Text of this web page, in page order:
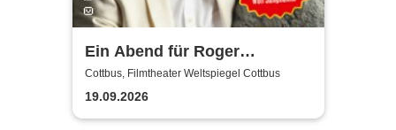
Ein Abend für Roger
Whittaker - Die Bühnenshow
mit allen seinen großen Hits
Cottbus, Filmtheater Weltspiegel Cottbus
19.09.2026